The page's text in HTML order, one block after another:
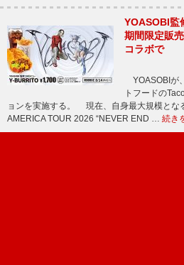
YOASOBI監
期間限定販
コラボで
YOASOBIが
トフードの
ョンを実施する。 現在、自身最大規模とな
AMERICA TOUR 2026 “NEVER END … 続き